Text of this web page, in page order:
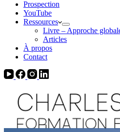
Prospection
YouTube
Ressources
Livre – Approche
Articles
À propos
Contact